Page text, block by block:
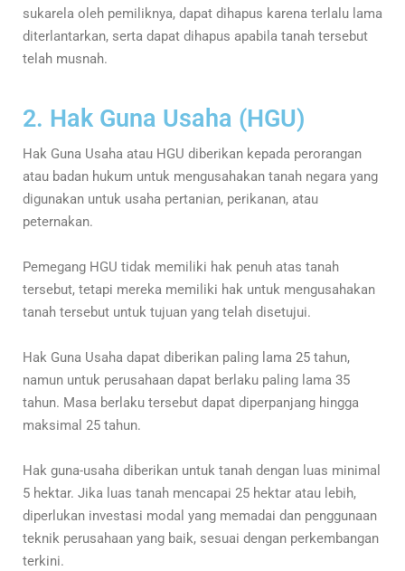
sukarela oleh pemiliknya, dapat dihapus karena terlalu lama
diterlantarkan, serta dapat dihapus apabila tanah tersebut
telah musnah.
2. Hak Guna Usaha (HGU)
Hak Guna Usaha atau HGU diberikan kepada perorangan
atau badan hukum untuk mengusahakan tanah negara yang
digunakan untuk usaha pertanian, perikanan, atau
peternakan.
Pemegang HGU tidak memiliki hak penuh atas tanah
tersebut, tetapi mereka memiliki hak untuk mengusahakan
tanah tersebut untuk tujuan yang telah disetujui.
Hak Guna Usaha dapat diberikan paling lama 25 tahun,
namun untuk perusahaan dapat berlaku paling lama 35
tahun. Masa berlaku tersebut dapat diperpanjang hingga
maksimal 25 tahun.
Hak guna-usaha diberikan untuk tanah dengan luas minimal
5 hektar. Jika luas tanah mencapai 25 hektar atau lebih,
diperlukan investasi modal yang memadai dan penggunaan
teknik perusahaan yang baik, sesuai dengan perkembangan
terkini.